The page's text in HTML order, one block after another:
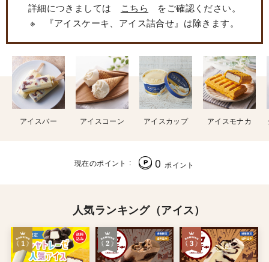
詳細につきましては
こちら をご確認ください。
※ 『アイスケーキ、アイス詰合せ』は除きます。
アイスバー アイスコーン アイスカップ アイスモナカ
現在のポイント 0 ポイント
人気ランキング（アイス）